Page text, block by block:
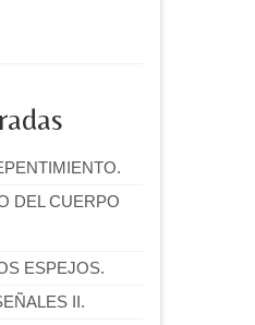
DEL CUERPO
ESPEJOS.
II.